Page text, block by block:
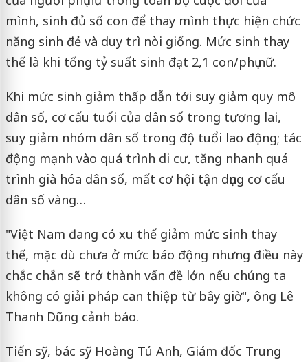
mình, sinh đủ số con để thay mình thực hiện chức
năng sinh đẻ và duy trì nòi giống. Mức sinh thay
thế là khi tổng tỷ suất sinh đạt 2,1 con/phụ nữ.
Khi mức sinh giảm thấp dẫn tới suy giảm quy mô
dân số, cơ cấu tuổi của dân số trong tương lai,
suy giảm nhóm dân số trong độ tuổi lao động; tác
động mạnh vào quá trình di cư, tăng nhanh quá
trình già hóa dân số, mất cơ hội tận dụng cơ cấu
dân số vàng…
"Việt Nam đang có xu thế giảm mức sinh thay
thế, mặc dù chưa ở mức báo động nhưng điều này
chắc chắn sẽ trở thành vấn đề lớn nếu chúng ta
không có giải pháp can thiệp từ bây giờ", ông Lê
Thanh Dũng cảnh báo.
Tiến sỹ, bác sỹ Hoàng Tú Anh, Giám đốc Trung